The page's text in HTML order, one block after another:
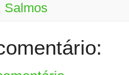
Salmos